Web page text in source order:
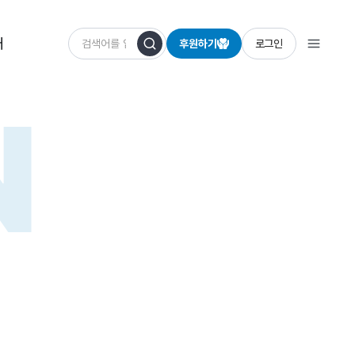
후원하기 로그인